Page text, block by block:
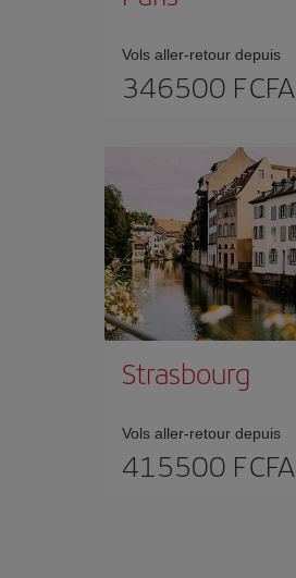
Vols aller-retour depuis
346500 F CFA
Strasbourg
Vols aller-retour depuis
415500 F CFA